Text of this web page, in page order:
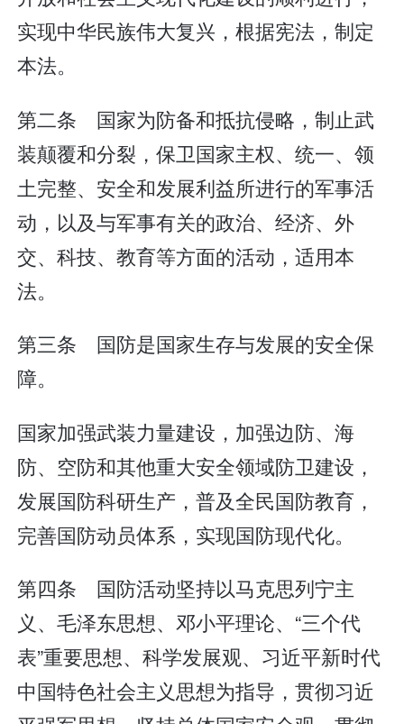
实现中华民族伟大复兴，根据宪法，制定
本法。
第二条 国家为防备和抵抗侵略，制止武
装颠覆和分裂，保卫国家主权、统一、领
土完整、安全和发展利益所进行的军事活
动，以及与军事有关的政治、经济、外
交、科技、教育等方面的活动，适用本
法。
第三条 国防是国家生存与发展的安全保
障。
国家加强武装力量建设，加强边防、海
防、空防和其他重大安全领域防卫建设，
发展国防科研生产，普及全民国防教育，
完善国防动员体系，实现国防现代化。
第四条 国防活动坚持以马克思列宁主
义、毛泽东思想、邓小平理论、“三个代
表”重要思想、科学发展观、习近平新时代
中国特色社会主义思想为指导，贯彻习近